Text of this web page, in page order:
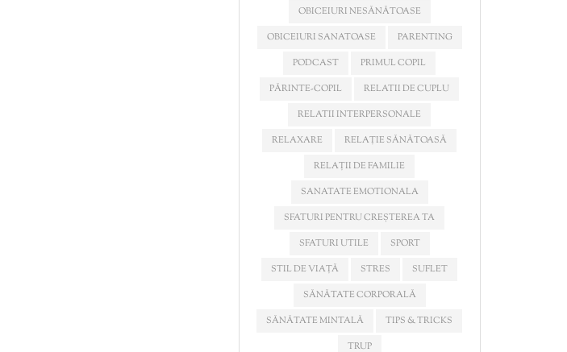
OBICEIURI NESĂNĂTOASE
OBICEIURI SANATOASE
PARENTING
PODCAST
PRIMUL COPIL
PĂRINTE-COPIL
RELATII DE CUPLU
RELATII INTERPERSONALE
RELAXARE
RELAȚIE SĂNĂTOASĂ
RELAȚII DE FAMILIE
SANATATE EMOTIONALA
SFATURI PENTRU CREȘTEREA TA
SFATURI UTILE
SPORT
STIL DE VIAȚĂ
STRES
SUFLET
SĂNĂTATE CORPORALĂ
SĂNĂTATE MINTALĂ
TIPS & TRICKS
TRUP